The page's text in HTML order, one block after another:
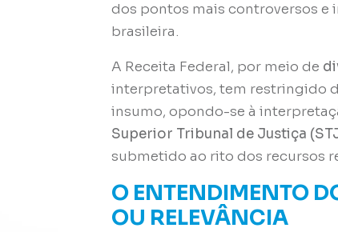
dos pontos mais controversos
brasileira.
A Receita Federal, por meio de
interpretativos, tem restringido
insumo, opondo-se à
Superior Tribunal de Justiça
submetido ao rito dos recursos
O ENTENDIMENTO
OU RELEVÂNCIA